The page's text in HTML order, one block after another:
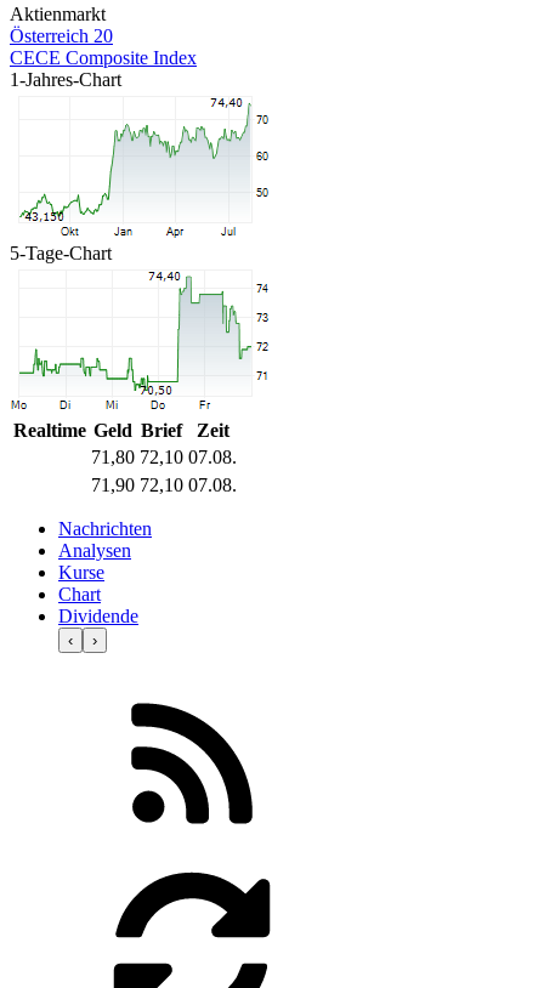
Aktienmarkt
Österreich 20
CECE Composite Index
1-Jahres-Chart
5-Tage-Chart
Realtime Geld Brief
Zeit
71,80 72,10 07.08.
71,90 72,10 07.08.
Nachrichten
Analysen
Kurse
Chart
Dividende
‹ ›